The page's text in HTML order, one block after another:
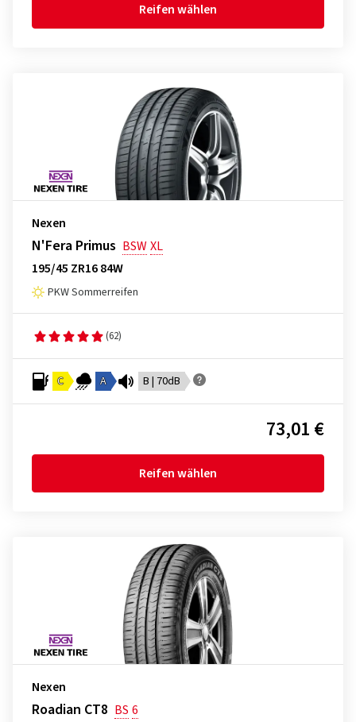
Reifen wählen
Nexen
N'Fera Primus BSWXL
195/45 ZR16 84W
PKW Sommerreifen
(62)
C A B | 70dB
73,01 €
Reifen wählen
Nexen
Roadian CT8 BS 6